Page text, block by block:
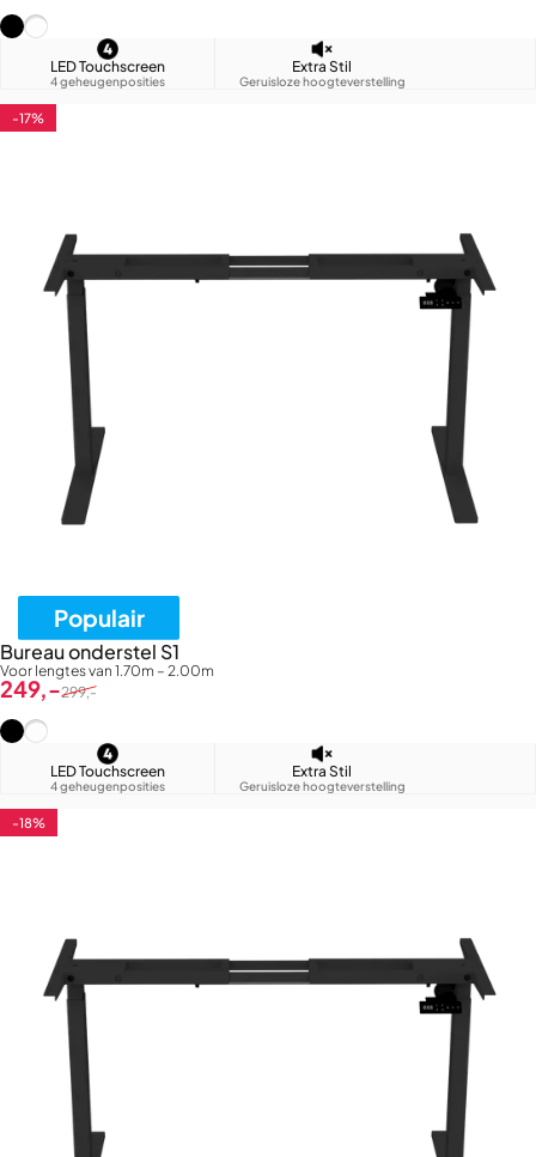
Zwart (RAL9005)
Wit (RAL9016)
LED Touchscreen
4 geheugenposities
Extra Stil
Geruisloze hoogteverstelling
Populair
4.7
-17%
Bureau onderstel S1
Voor lengtes van 1.70m – 2.00m
Verkoopprijs
249,-
Normale prijs
299,-
Zwart (RAL9005)
Wit (RAL9016)
LED Touchscreen
4 geheugenposities
Extra Stil
Geruisloze hoogteverstelling
4.7
-18%